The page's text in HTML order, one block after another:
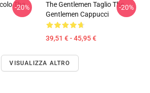
The
-20%
The Gentlemen Taglio The
Gentlemen Cappucci
39,51 € - 45,95 €
-20%
VISUALIZZA ALTRO